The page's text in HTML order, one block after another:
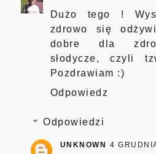
Dużo tego !
zdrowo się
dobre dla
słodycze, czyli
Pozdrawiam :)
Odpowiedz
Odpowiedzi
UNKNOWN 4